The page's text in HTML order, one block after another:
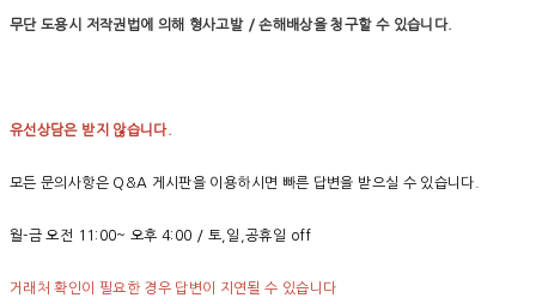
무단 도용시 저작권법에 의해 형사고발 / 손해배상을 청구할 수 있습니다.
유선상담은 받지 않습니다.
모든 문의사항은 Q&A 게시판을 이용하시면 빠른 답변을 받으실 수 있습니다.
월-금 오전 11:00~ 오후 4:00 / 토,일,공휴일 off
거래처 확인이 필요한 경우 답변이 지연될 수 있습니다